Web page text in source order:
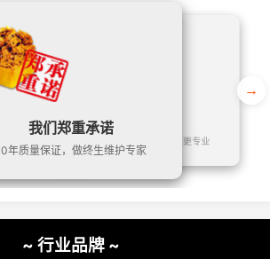
专业服务优势
20年专注建筑防水，我们更专业
优势
时内快速响应
我们郑重承诺
年质量保证，做终生维护专家
→
~ 行业品牌 ~